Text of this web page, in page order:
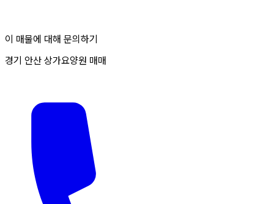
이 매물에 대해 문의하기
경기 안산 상가요양원 매매